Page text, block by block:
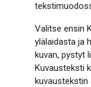
Valitse ensin
ylälaidasta ja
kuvan, pystyt
Kuvausteksti